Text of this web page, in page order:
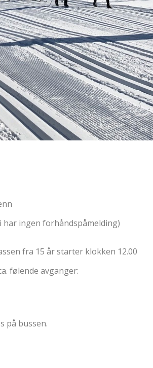
har ingen forhåndspåmelding)
fra 15 år starter klokken 12.00
følende avganger:
på bussen.